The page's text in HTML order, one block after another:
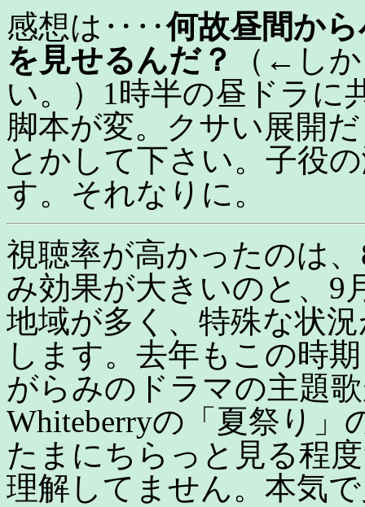
感想は‥‥何故昼間か
を見せるんだ？
（←し
い。）1時半の昼ドラに
脚本が変。クサい展開
とかして下さい。子役
す。それなりに。
視聴率が高かったのは
み効果が大きいのと、9
地域が多く、特殊な状
します。去年もこの時
がらみのドラマの主題
Whiteberryの「夏祭り
たまにちらっと見る程
理解してません。本気